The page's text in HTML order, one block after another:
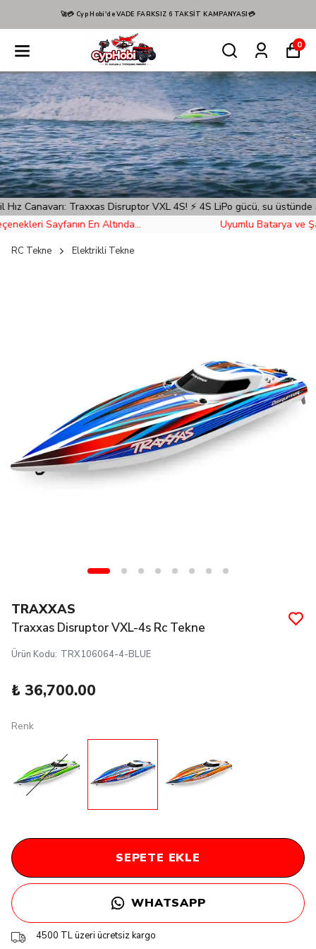
Hızlı Kargo! 📦🚚
0
Disruptor VXL 4S! ⚡️ 4S LiPo gücü, su üstünde adeta bir fırtına!
En Altında...
Uyumlu Batarya ve Şarj
RC Tekne Elektrikli Tekne
TRAXXAS
Traxxas Disruptor VXL-4s Rc Tekne
Ürün Kodu: TRX106064-4-BLUE
₺ 36,700.00
Renk
SEPETE EKLE
WHATSAPP
4500 TL üzeri ücretsiz kargo